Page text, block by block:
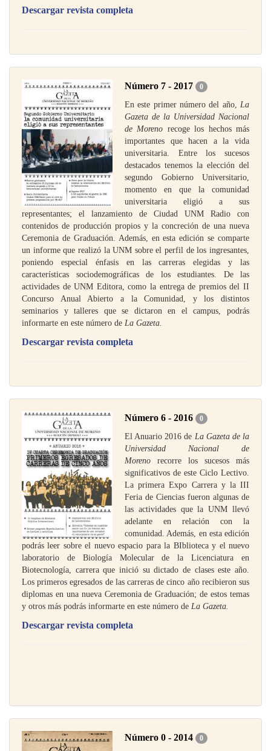
Descargar revista completa
Número 7 - 2017 0
En este primer número del año, La
Gazeta de la Universidad Nacional
de Moreno recoge los hechos más
importantes que hacen a la vida
universitaria. Entre los sucesos
destacados tenemos la elección del
segundo Gobierno Universitario,
momento en que la comunidad
universitaria eligió a sus
representantes; el lanzamiento de Ciudad UNM Radio con
contenidos de producción propios y la concreción de una nueva
Ceremonia de Graduación. Además, en esta edición se comparte
un informe que realizó la UNM sobre el perfil de los ingresantes,
poniendo especial énfasis en las carreras elegidas y las
características sociodemográficas de los estudiantes. De las
actividades de UNM Editora, como la entrega de premios del II
Concurso Anual Abierto a la Comunidad, y los distintos
seminarios y talleres que se dictaron en el campus, podrás
informarte en este número de La Gazeta.
Descargar revista completa
Número 6 - 2016 0
El Anuario 2016 de La Gazeta de la
Universidad Nacional de
Moreno recorre los sucesos más
significativos de este Ciclo Lectivo.
La primera Expo Carrera y la III
Feria de Ciencias fueron algunas de
las actividades que la UNM llevó
adelante en relación con la
comunidad. Además, en esta edición
podrás leer sobre el nuevo espacio para la BIblioteca y el nuevo
laboratorio de Biología Molecular de la Licenciatura en
Biotecnología, carrera que inició su dictado de clases este año.
Los primeros egresados de las carreras de cinco año recibieron sus
diplomas en una nueva Ceremonia de Graduación; de estos temas
y otros más podrás informarte en este número de La Gazeta.
Descargar revista completa
Número 0 - 2014 0